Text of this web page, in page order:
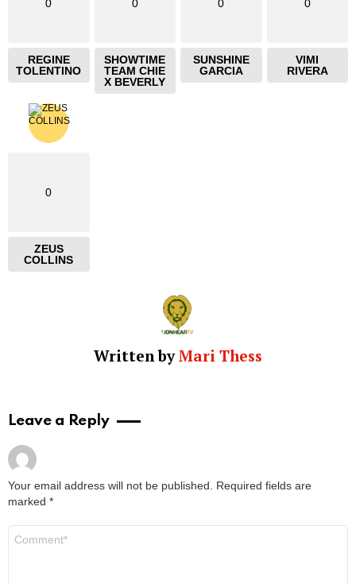
0
REGINE
TOLENTINO
0
SHOWTIME
TEAM CHIE
X BEVERLY
0
SUNSHINE
GARCIA
0
VIMI
RIVERA
0
ZEUS
COLLINS
Written byMari Thess
Leave a Reply
Your email address will not be published.
Required fields are
marked *